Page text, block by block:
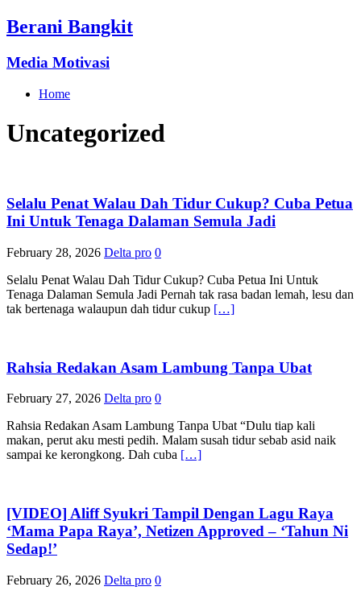
Berani Bangkit
Media Motivasi
Home
Uncategorized
Selalu Penat Walau Dah Tidur Cukup? Cuba Petua
Ini Untuk Tenaga Dalaman Semula Jadi
February 28, 2026 Delta pro 0
Selalu Penat Walau Dah Tidur Cukup? Cuba Petua Ini Untuk
Tenaga Dalaman Semula Jadi Pernah tak rasa badan lemah, lesu dan
tak bertenaga walaupun dah tidur cukup […]
Rahsia Redakan Asam Lambung Tanpa Ubat
February 27, 2026 Delta pro 0
Rahsia Redakan Asam Lambung Tanpa Ubat “Dulu tiap kali
makan, perut aku mesti pedih. Malam susah tidur sebab asid naik
sampai ke kerongkong. Dah cuba […]
[VIDEO] Aliff Syukri Tampil Dengan Lagu Raya
‘Mama Papa Raya’, Netizen Approved – ‘Tahun Ni
Sedap!’
February 26, 2026 Delta pro 0